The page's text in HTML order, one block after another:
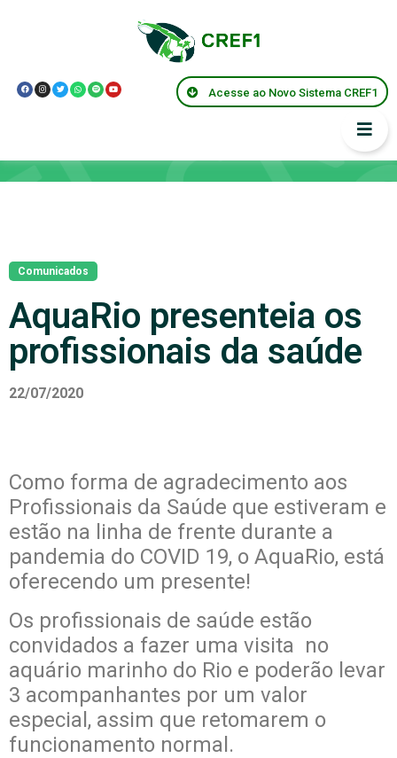
Acesse ao Novo Sistema CREF1
Comunicados
AquaRio presenteia os
profissionais da saúde
22/07/2020
Como forma de agradecimento aos
Profissionais da Saúde que estiveram e
estão na linha de frente durante a
pandemia do COVID 19, o AquaRio, está
oferecendo um presente!
Os profissionais de saúde estão
convidados a fazer uma visita no
aquário marinho do Rio e poderão levar
3 acompanhantes por um valor
especial, assim que retomarem o
funcionamento normal.